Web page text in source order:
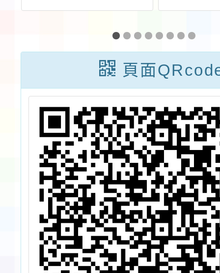
運動會－市長盃
龍獅運動錦標賽
暨115年全民運
動會龍獅運動代
表隊選拔賽」
動賽
街舞
頁面